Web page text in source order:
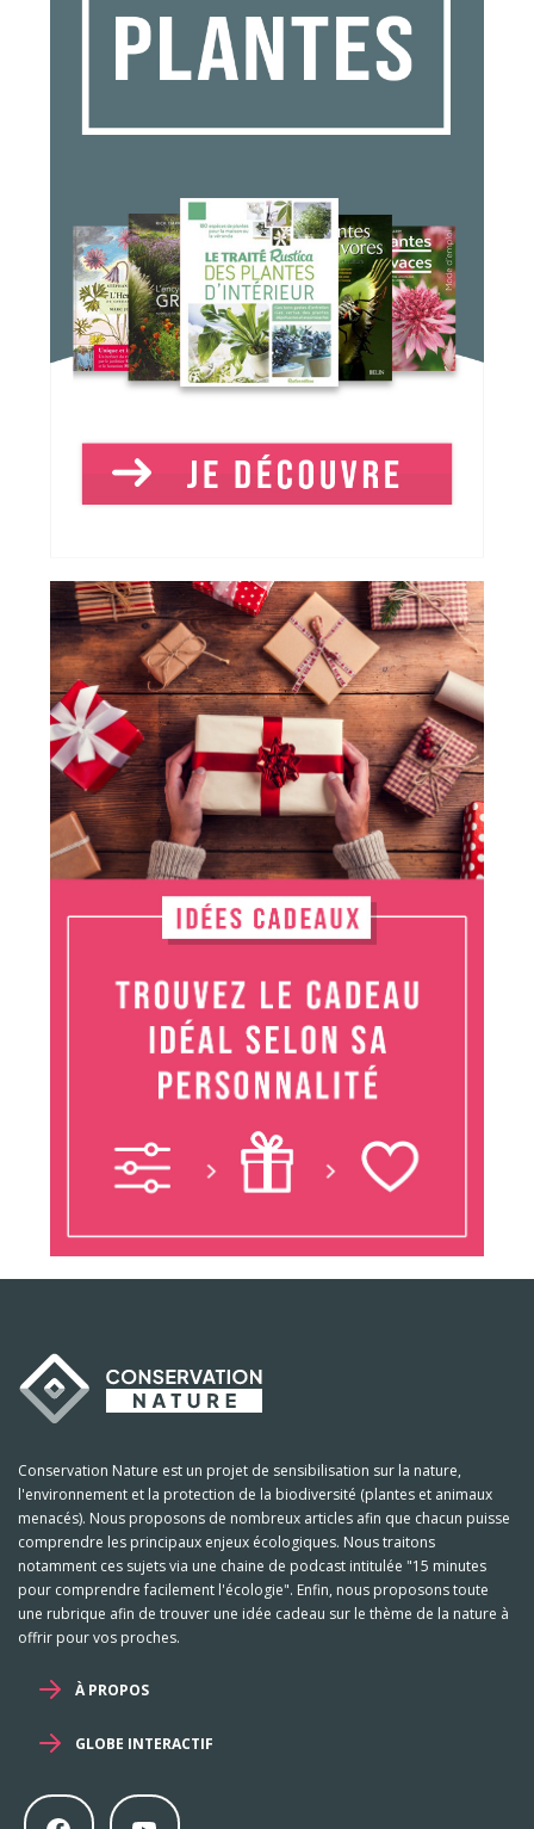
Conservation Nature est un projet de sensibilisation sur la nature,
l'environnement et la protection de la biodiversité (plantes et animaux
menacés). Nous proposons de nombreux articles afin que chacun puisse
comprendre les principaux enjeux écologiques. Nous traitons
notamment ces sujets via une chaine de podcast intitulée "15 minutes
pour comprendre facilement l'écologie". Enfin, nous proposons toute
une rubrique afin de trouver une idée cadeau sur le thème de la nature à
offrir pour vos proches.
À PROPOS
GLOBE INTERACTIF